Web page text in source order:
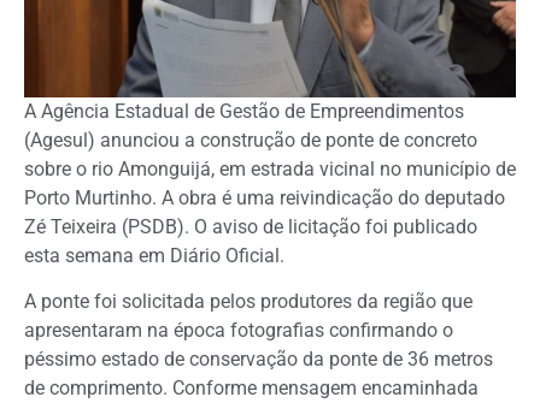
A Agência Estadual de Gestão de Empreendimentos
(Agesul) anunciou a construção de ponte de concreto
sobre o rio Amonguijá, em estrada vicinal no município de
Porto Murtinho. A obra é uma reivindicação do deputado
Zé Teixeira (PSDB). O aviso de licitação foi publicado
esta semana em Diário Oficial.
A ponte foi solicitada pelos produtores da região que
apresentaram na época fotografias confirmando o
péssimo estado de conservação da ponte de 36 metros
de comprimento. Conforme mensagem encaminhada